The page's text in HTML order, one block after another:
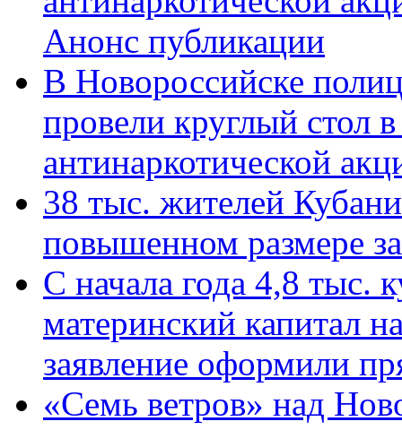
Анонс публикации
В Новороссийске
провели круглый стол
антинаркотической
38 тыс. жителей
повышенном размере
С начала года 4,8 тыс.
материнский капитал
заявление оформили
«Семь ветров» над